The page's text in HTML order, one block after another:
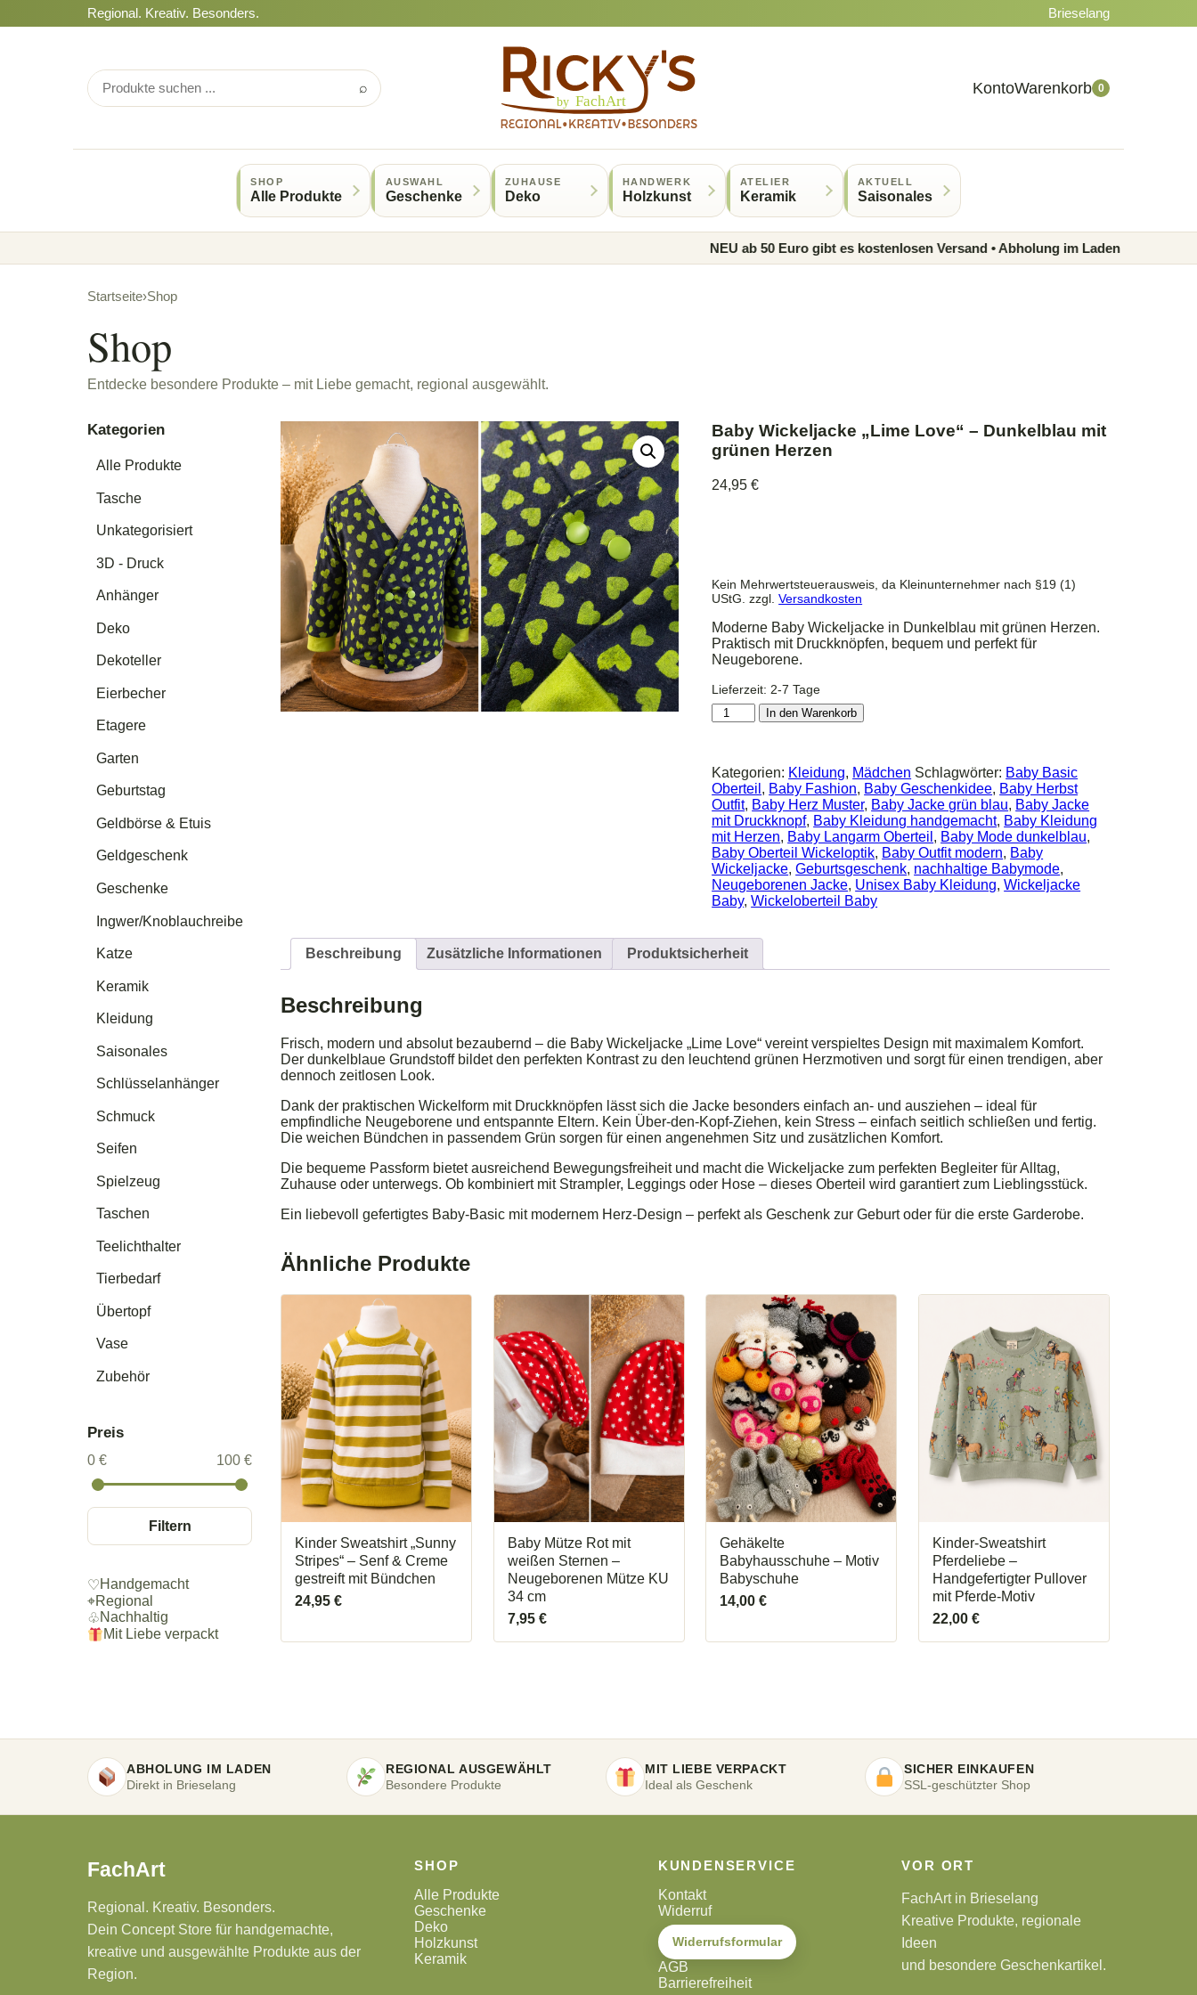
Regional. Kreativ. Besonders. Brieselang
⌕ KontoWarenkorb 0
SHOP
Alle Produkte
AUSWAHL
Geschenke
ZUHAUSE
Deko
HANDWERK
Holzkunst
ATELIER
Keramik
AKTUELL
Saisonales
NEU ab 50 Euro gibt es kostenlosen Versand • Abholung im Laden möglich •
Startseite›Shop
Shop
Entdecke besondere Produkte – mit Liebe gemacht, regional ausgewählt.
Kategorien
Alle Produkte
Tasche
Unkategorisiert
3D - Druck
Anhänger
Deko
Dekoteller
Eierbecher
Etagere
Garten
Geburtstag
Geldbörse & Etuis
Geldgeschenk
Geschenke
Ingwer/Knoblauchreibe
Katze
Keramik
Kleidung
Saisonales
Schlüsselanhänger
Schmuck
Seifen
Spielzeug
Taschen
Teelichthalter
Tierbedarf
Übertopf
Vase
Zubehör
Preis
0 € 100 €
Filtern
♡Handgemacht
⌖Regional
♧Nachhaltig
Mit Liebe verpackt
Baby Wickeljacke „Lime Love“ – Dunkelblau mit
grünen Herzen
24,95€
Kein Mehrwertsteuerausweis, da Kleinunternehmer nach §19 (1)
UStG. zzgl.Versandkosten
Moderne Baby Wickeljacke in Dunkelblau mit grünen Herzen.
Praktisch mit Druckknöpfen, bequem und perfekt für
Neugeborene.
Lieferzeit: 2-7 Tage
Baby
Wickeljacke
–
Dunkelblau
mit
grünen
Herzen
Menge
In den Warenkorb
Kategorien: Kleidung, Mädchen Schlagwörter: Baby Basic
Oberteil , Baby Fashion, Baby Geschenkidee, Baby Herbst
Outfit, Baby Herz Muster, Baby Jacke grün blau, Baby Jacke
mit Druckknopf, Baby Kleidung handgemacht, Baby Kleidung
mit Herzen, Baby Langarm Oberteil , Baby Mode dunkelblau,
Baby Oberteil Wickeloptik, Baby Outfit modern, Baby
Wickeljacke,Geburtsgeschenk, nachhaltige Babymode,
Neugeborenen Jacke, Unisex Baby Kleidung,Wickeljacke
Baby,Wickeloberteil Baby
Beschreibung Zusätzliche Informationen Produktsicherheit
Beschreibung
Frisch, modern und absolut bezaubernd – die Baby Wickeljacke „Lime Love“ vereint verspieltes Design mit maximalem Komfort.
Der dunkelblaue Grundstoff bildet den perfekten Kontrast zu den leuchtend grünen Herzmotiven und sorgt für einen trendigen, aber
dennoch zeitlosen Look.
Dank der praktischen Wickelform mit Druckknöpfen lässt sich die Jacke besonders einfach an- und ausziehen – ideal für
empfindliche Neugeborene und entspannte Eltern. Kein Über-den-Kopf-Ziehen, kein Stress – einfach seitlich schließen und fertig.
Die weichen Bündchen in passendem Grün sorgen für einen angenehmen Sitz und zusätzlichen Komfort.
Die bequeme Passform bietet ausreichend Bewegungsfreiheit und macht die Wickeljacke zum perfekten Begleiter für Alltag,
Zuhause oder unterwegs. Ob kombiniert mit Strampler, Leggings oder Hose – dieses Oberteil wird garantiert zum Lieblingsstück.
Ein liebevoll gefertigtes Baby-Basic mit modernem Herz-Design – perfekt als Geschenk zur Geburt oder für die erste Garderobe.
Ähnliche Produkte
Kinder Sweatshirt „Sunny
Stripes“ – Senf & Creme
gestreift mit Bündchen
24,95€
Baby Mütze Rot mit
weißen Sternen –
Neugeborenen Mütze KU
34 cm
7,95 €
Gehäkelte
Babyhausschuhe – Motiv
Babyschuhe
14,00€
Produkt
weist
mehrere
Varianten
auf.
Die
Optionen
können
auf
der
Produktseite
gewählt
werden
Kinder-Sweatshirt
Pferdeliebe –
Handgefertigter Pullover
mit Pferde-Motiv
22,00 €
ABHOLUNG IM LADEN
Direkt in Brieselang
REGIONAL AUSGEWÄHLT
Besondere Produkte
MIT LIEBE VERPACKT
Ideal als Geschenk
SICHER EINKAUFEN
SSL-geschützter Shop
FachArt
Regional. Kreativ. Besonders.
Dein Concept Store für handgemachte,
kreative und ausgewählte Produkte aus der
Region.
SHOP
Alle Produkte
Geschenke
Deko
Holzkunst
Keramik
KUNDENSERVICE
Kontakt
Widerruf
Widerrufsformular
AGB
Barrierefreiheit
VOR ORT
FachArt in Brieselang
Kreative Produkte, regionale
Ideen
und besondere Geschenkartikel.